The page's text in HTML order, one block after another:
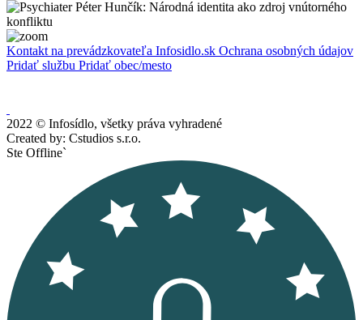
Kontakt na prevádzkovateľa Infosidlo.sk Ochrana osobných údajov
Pridať službu Pridať obec/mesto
2022 © Infosídlo, všetky práva vyhradené
Created by: Cstudios s.r.o.
Ste Offline`